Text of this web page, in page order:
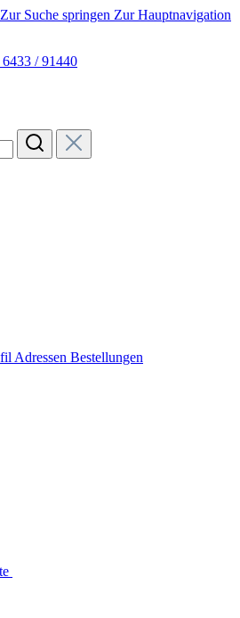
Zur Suche springen Zur Hauptnavigation
/ 91440
Adressen Bestellungen